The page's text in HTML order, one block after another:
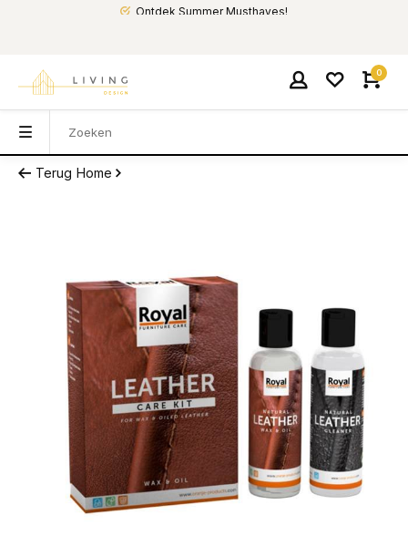
Ontdek Summer Musthaves!
0
Terug Home